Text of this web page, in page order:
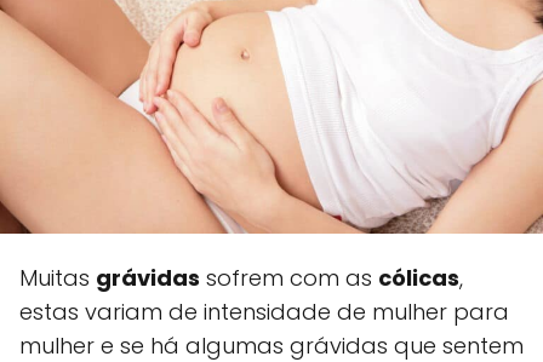
Muitas grávidas sofrem com as cólicas,
estas variam de intensidade de mulher para
mulher e se há algumas grávidas que sentem